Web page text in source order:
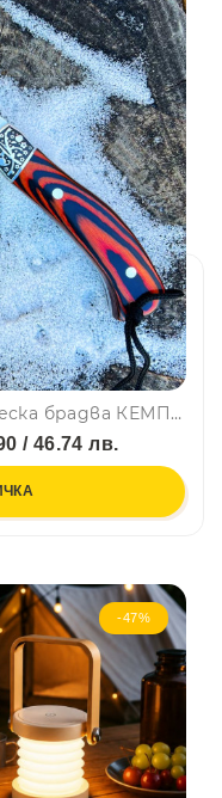
Тежка компактна туристическа брадва КЕМПИНГ ТОПОР, с калъф за острието
/ 46.74 лв.
-47%